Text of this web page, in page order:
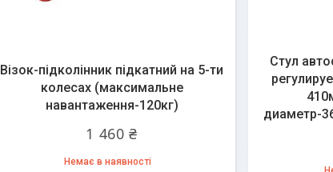
Візок-підколінник підкатний на 5-ти
колесах (максимальне
навантаження-120кг)
1 460 ₴
Немає в наявності
Стул
диаметр-